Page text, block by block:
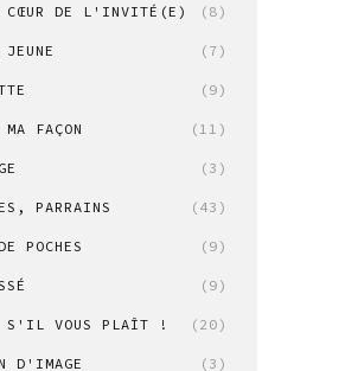
CŒUR DE L'INVITÉ(E) (8)
JEUNE (7)
(9)
FAÇON (11)
(3)
PARRAINS (43)
POCHES (9)
(9)
S'IL VOUS PLAÎT ! (20)
D'IMAGE (3)